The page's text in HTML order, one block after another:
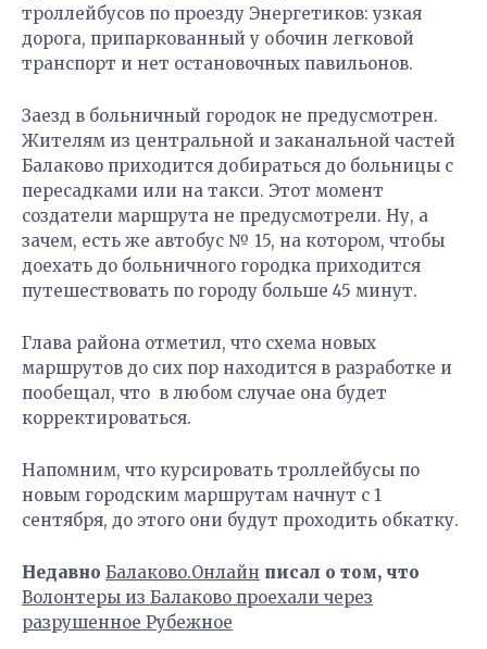
троллейбусов по проезду Энергетиков: узкая
дорога, припаркованный у обочин легковой
транспорт и нет остановочных павильонов.
Заезд в больничный городок не предусмотрен.
Жителям из центральной и заканальной частей
Балаково приходится добираться до больницы с
пересадками или на такси. Этот момент
создатели маршрута не предусмотрели. Ну, а
зачем, есть же автобус № 15, на котором, чтобы
доехать до больничного городка приходится
путешествовать по городу больше 45 минут.
Глава района отметил, что схема новых
маршрутов до сих пор находится в разработке и
пообещал, что в любом случае она будет
корректироваться.
Напомним, что курсировать троллейбусы по
новым городским маршрутам начнут с 1
сентября, до этого они будут проходить обкатку.
Недавно Балаково.Онлайн писал о том, что
Волонтеры из Балаково проехали через
разрушенное Рубежное